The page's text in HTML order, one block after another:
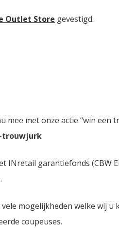
Outlet Store gevestigd.
mee met onze actie “win een
trouwjurk
INretail garantiefonds (CBW
mogelijkheden welke wij u
coupeuses.